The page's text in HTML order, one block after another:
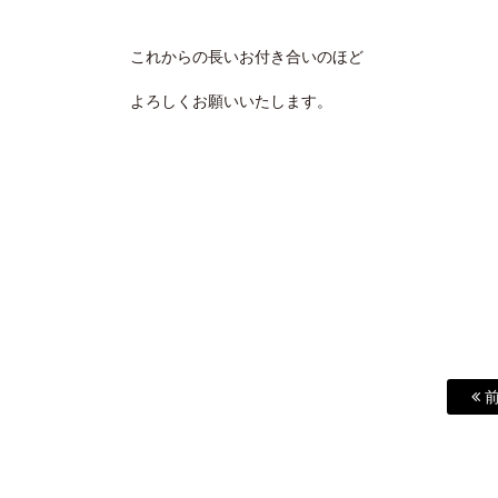
これからの長いお付き合いのほど
よろしくお願いいたします。